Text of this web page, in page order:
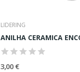
LIDERING
3,00 €